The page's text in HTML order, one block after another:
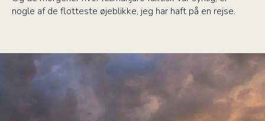
nogle af de flotteste øjeblikke, jeg har haft på en rejse.